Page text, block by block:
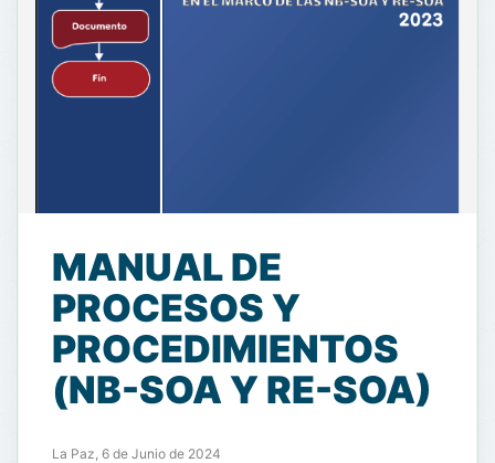
MANUAL DE
PROCESOS Y
PROCEDIMIENTOS
(NB-SOA Y RE-SOA)
La Paz, 6 de Junio de 2024